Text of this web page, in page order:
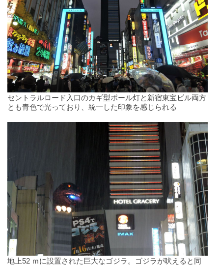
セントラルロード入口のカギ型ポール灯と新宿東宝ビル両方
とも青色で光っており、統一した印象を感じられる
地上52 ｍに設置された巨大なゴジラ。ゴジラが吠えると同